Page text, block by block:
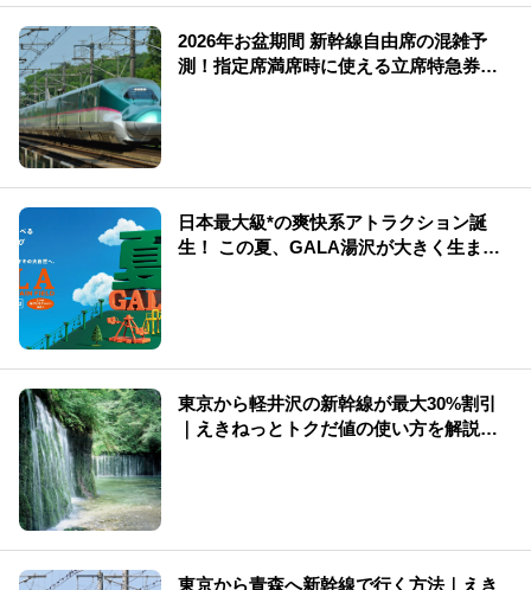
2026年お盆期間 新幹線自由席の混雑予
測！指定席満席時に使える立席特急券も
日本最大級*の爽快系アトラクション誕
生！ この夏、GALA湯沢が大きく生まれ
東京から軽井沢の新幹線が最大30%割引
｜えきねっとトクだ値の使い方を解説
東京から青森へ新幹線で行く方法｜えき